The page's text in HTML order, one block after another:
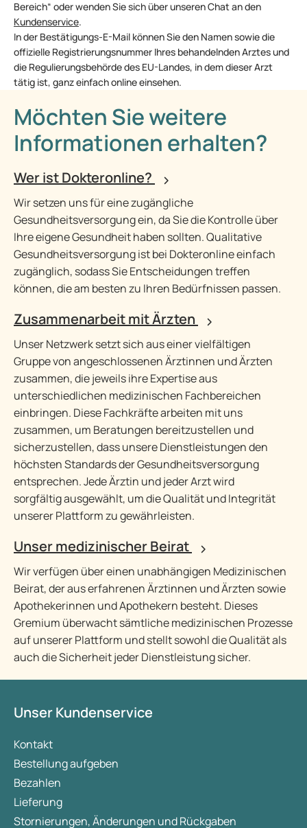
Bereich“ oder wenden Sie sich über unseren Chat an den
Kundenservice.
In der Bestätigungs-E-Mail können Sie den Namen sowie die
offizielle Registrierungsnummer Ihres behandelnden Arztes und
die Regulierungsbehörde des EU-Landes, in dem dieser Arzt
tätig ist, ganz einfach online einsehen.
Möchten Sie weitere
Informationen erhalten?
Wer ist Dokteronline?
Wir setzen uns für eine zugängliche
Gesundheitsversorgung ein, da Sie die Kontrolle über
Ihre eigene Gesundheit haben sollten. Qualitative
Gesundheitsversorgung ist bei Dokteronline einfach
zugänglich, sodass Sie Entscheidungen treffen
können, die am besten zu Ihren Bedürfnissen passen.
Zusammenarbeit mit Ärzten
Unser Netzwerk setzt sich aus einer vielfältigen
Gruppe von angeschlossenen Ärztinnen und Ärzten
zusammen, die jeweils ihre Expertise aus
unterschiedlichen medizinischen Fachbereichen
einbringen. Diese Fachkräfte arbeiten mit uns
zusammen, um Beratungen bereitzustellen und
sicherzustellen, dass unsere Dienstleistungen den
höchsten Standards der Gesundheitsversorgung
entsprechen. Jede Ärztin und jeder Arzt wird
sorgfältig ausgewählt, um die Qualität und Integrität
unserer Plattform zu gewährleisten.
Unser medizinischer Beirat
Wir verfügen über einen unabhängigen Medizinischen
Beirat, der aus erfahrenen Ärztinnen und Ärzten sowie
Apothekerinnen und Apothekern besteht. Dieses
Gremium überwacht sämtliche medizinischen Prozesse
auf unserer Plattform und stellt sowohl die Qualität als
auch die Sicherheit jeder Dienstleistung sicher.
Unser Kundenservice
Kontakt
Bestellung aufgeben
Bezahlen
Lieferung
Stornierungen, Änderungen und Rückgaben